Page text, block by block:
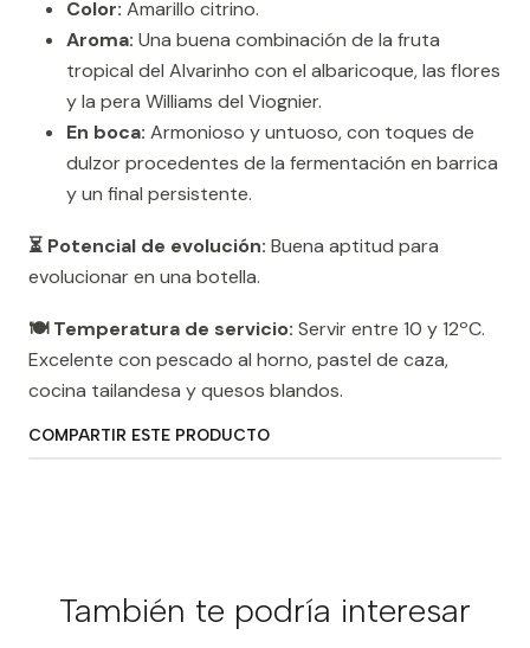
Color: Amarillo citrino.
Aroma: Una buena combinación de la fruta
tropical del Alvarinho con el albaricoque, las flores
y la pera Williams del Viognier.
En boca: Armonioso y untuoso, con toques de
dulzor procedentes de la fermentación en barrica
y un final persistente.
⏳ Potencial de evolución: Buena aptitud para
evolucionar en una botella.
🍽️ Temperatura de servicio: Servir entre 10 y 12ºC.
Excelente con pescado al horno, pastel de caza,
cocina tailandesa y quesos blandos.
COMPARTIR ESTE PRODUCTO
También te podría interesar